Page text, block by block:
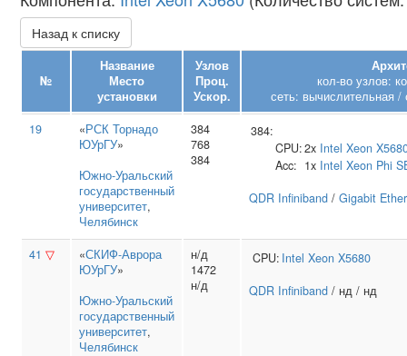
Назад к списку
№
Название
Место
установки
Узлов
Проц.
Ускор.
кол-во узлов:
сеть: вычислительная /
19
«РСК Торнадо
ЮУрГУ»
Южно‑Уральский
государственный
университет,
Челябинск
384
768
384
384:
CPU:2x Intel Xeon
Acc: 1x Intel Xeon Phi
QDR Infiniband / Gigabit
41 ▽ «СКИФ-Аврора
ЮУрГУ»
Южно‑Уральский
государственный
университет,
Челябинск
н/д
1472
н/д
CPU: Intel Xeon X5680
QDR Infiniband / нд / нд